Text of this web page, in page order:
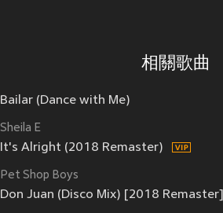
相關歌曲
Bailar (Dance with Me)
Sheila E
It's Alright (2018 Remaster)
Pet Shop Boys